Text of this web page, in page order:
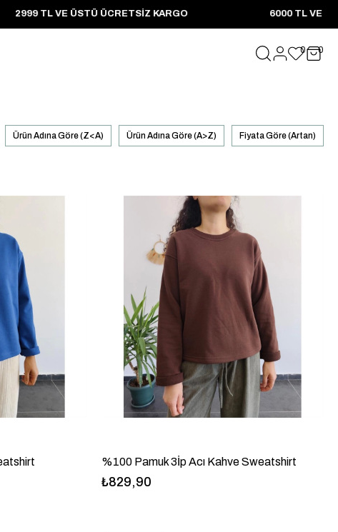
2999 TL VE ÜSTÜ ÜCRETSIZ KARGO 6000 TL VE
0 0
Fiyata Göre (Artan)
Ürün Adına Göre (A>Z)
Ürün Adına Göre (Z<A)
%100 Pamuk 3İp Acı Kahve Sweatshirt
₺829,90